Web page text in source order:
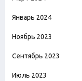
Январь 2024
Ноябрь 2023
Сентябрь 2023
Июль 2023